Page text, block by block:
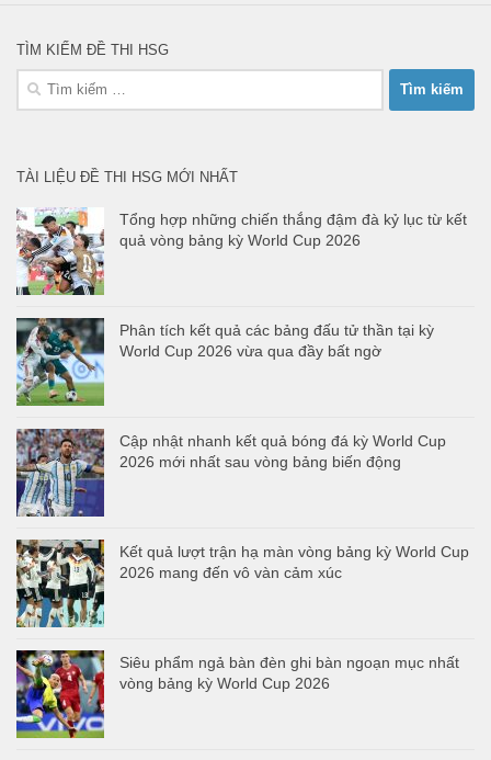
TÌM KIẾM ĐỀ THI HSG
Tìm
TÀI LIỆU ĐỀ THI HSG MỚI NHẤT
Tổng hợp những chiến thắng đậm đà kỷ lục từ kết
quả vòng bảng kỳ World Cup 2026
Phân tích kết quả các bảng đấu tử thần tại kỳ
World Cup 2026 vừa qua đầy bất ngờ
Cập nhật nhanh kết quả bóng đá kỳ World Cup
2026 mới nhất sau vòng bảng biến động
Kết quả lượt trận hạ màn vòng bảng kỳ World Cup
2026 mang đến vô vàn cảm xúc
Siêu phẩm ngả bàn đèn ghi bàn ngoạn mục nhất
vòng bảng kỳ World Cup 2026